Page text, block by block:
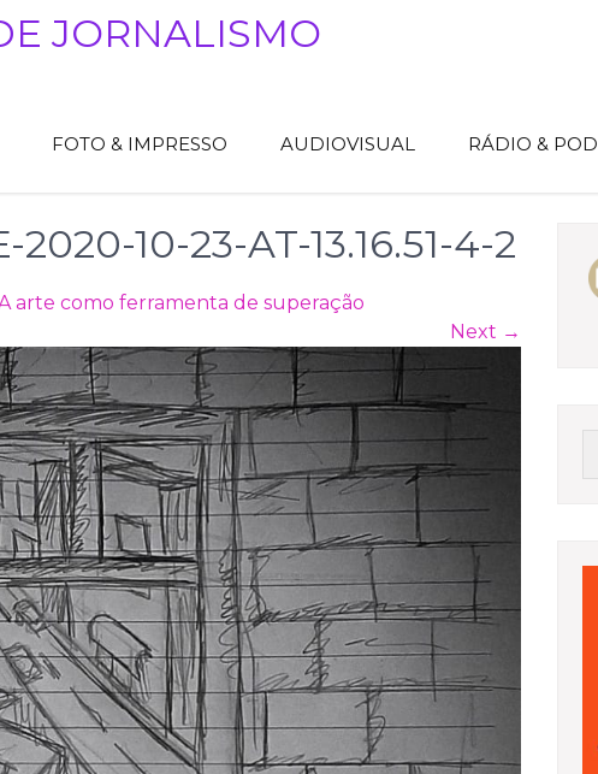
JORNALISMO
FOTO & IMPRESSO AUDIOVISUAL RÁDIO &
10-23-AT-13.16.51-4-2
arte como ferramenta de superação
Next →